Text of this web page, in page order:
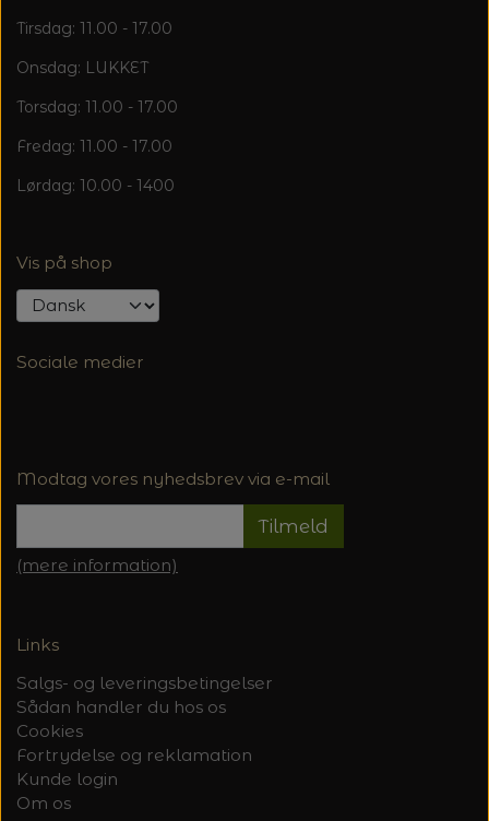
Tirsdag: 11.00 - 17.00
Onsdag: LUKKET
Torsdag: 11.00 - 17.00
Fredag: 11.00 - 17.00
Lørdag: 10.00 - 1400
Vis på shop
Sociale medier
Modtag vores nyhedsbrev via e-mail
Tilmeld
(mere information)
Links
Salgs- og leveringsbetingelser
Sådan handler du hos os
Cookies
Fortrydelse og reklamation
Kunde login
Om os